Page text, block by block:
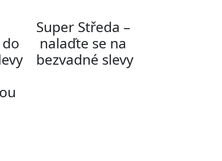
Super Středa –
nalaďte se na
bezvadné slevy